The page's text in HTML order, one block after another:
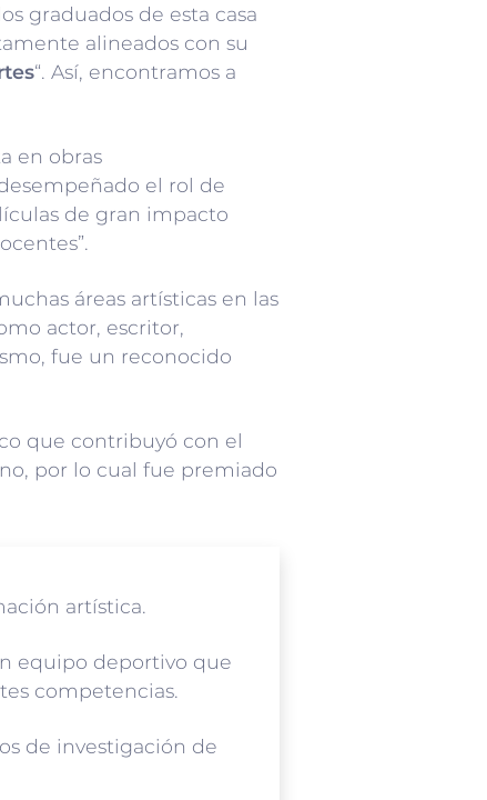
graduados de esta casa
alineados con su
“. Así, encontramos a
en obras
el rol de
de gran impacto
áreas artísticas en las
actor, escritor,
fue un reconocido
que contribuyó con el
por lo cual fue premiado
artística.
equipo deportivo que
competencias.
de investigación de